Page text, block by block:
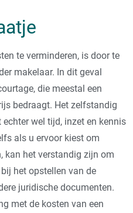
te verminderen, is door te
makelaar. In dit geval
die meestal een
bedraagt. Het zelfstandig
wel tijd, inzet en kennis
als u ervoor kiest om
kan het verstandig zijn om
het opstellen van de
juridische documenten.
met de kosten van een